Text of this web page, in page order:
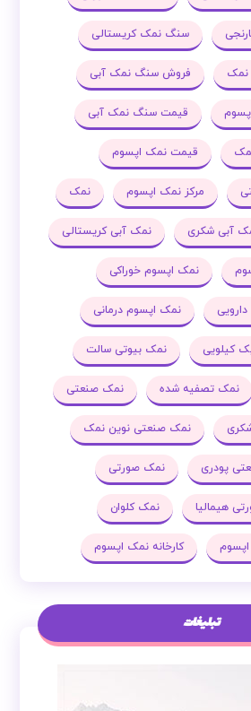
سنگ نمک کریستالی
فروش سنگ نمک آبی
قیمت سنگ نمک آبی
قیمت نمک اپسوم
مرکز نمک اپسوم نمک
آبی شکری نمک آبی کریستالی
نمک اپسوم خوراکی
نمک اپسوم درمانی
کیلویی نمک بیوتی سالت
نمک تصفیه شده نمک صنعتی
نمک صنعتی نوین نمک
پودری نمک صورتی
هیمالیا نمک کلوان
کارخانه نمک اپسوم
تبلیغات